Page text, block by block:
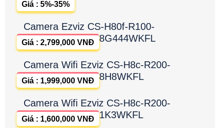
Giá : 5%-35%
Camera Ezviz CS-H80f-R100-
8G444WKFL
Giá : 2,799,000 VNĐ
Camera Wifi Ezviz CS-H8c-R200-
8H8WKFL
Giá : 1,999,000 VNĐ
Camera Wifi Ezviz CS-H8c-R200-
1K3WKFL
Giá : 1,600,000 VNĐ